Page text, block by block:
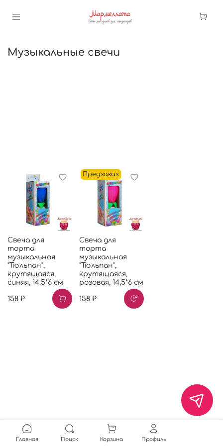
Музыкальные свечи
Свеча для
торта
музыкальная
"Тюльпан",
крутящаяся,
синяя, 14,5*6 см
158 ₽
Предзаказ
Свеча для
торта
музыкальная
"Тюльпан",
крутящаяся,
розовая, 14,5*6 см
158 ₽
Главная Поиск Корзина Профиль